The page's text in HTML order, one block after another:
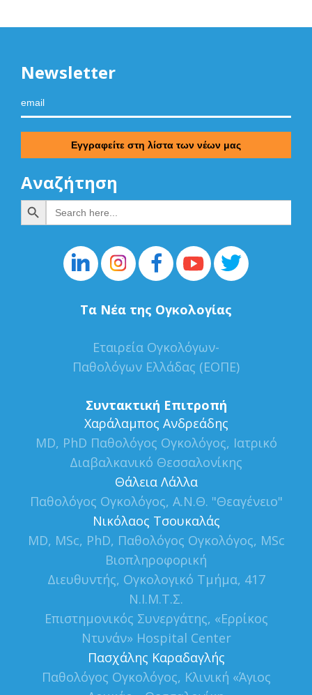
Newsletter
Αναζήτηση
Search
for:
Search Button
Τα Νέα της Ογκολογίας
Εταιρεία Ογκολόγων-
Παθολόγων Ελλάδας (ΕΟΠΕ)
Συντακτική Επιτροπή
Xαράλαμπος Ανδρεάδης
MD, PhD Παθολόγος Ογκολόγος, Ιατρικό
Διαβαλκανικό Θεσσαλονίκης
Θάλεια Λάλλα
Παθολόγος Ογκολόγος, Α.Ν.Θ. "Θεαγένειο"
Νικόλαος Τσουκαλάς
MD, MSc, PhD, Παθολόγος Ογκολόγος, MSc
Βιοπληροφορική
Διευθυντής, Ογκολογικό Τμήμα, 417
Ν.Ι.Μ.Τ.Σ.
Επιστημονικός Συνεργάτης, «Ερρίκος
Ντυνάν» Hospital Center
Πασχάλης Καραδαγλής
Παθολόγος Ογκολόγος, Κλινική «Άγιος